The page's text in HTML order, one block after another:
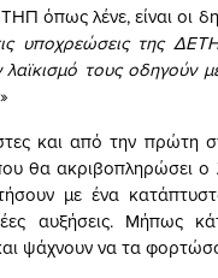
όπως λένε, είναι οι
υποχρεώσεις της
τους οδηγούν
και από την πρώτη
θα ακριβοπληρώσει ο
με ένα
αυξήσεις. Μήπως
ψάχνουν να τα